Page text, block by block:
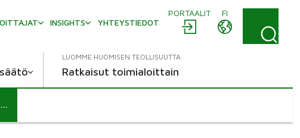
PORTAALIT
FI
INSIGHTS YHTEYSTIEDOT
LUOMME HUOMISEN TEOLLISUUTTA
Ratkaisut toimialoittain
Neles Oyj:n ja Valmet Oyj:n sulautuminen toteutuu; Valmetin listalleottohakemus on hyväksytty ja kaupankäynti uusilla osakkeilla alkaa 1.4.2022